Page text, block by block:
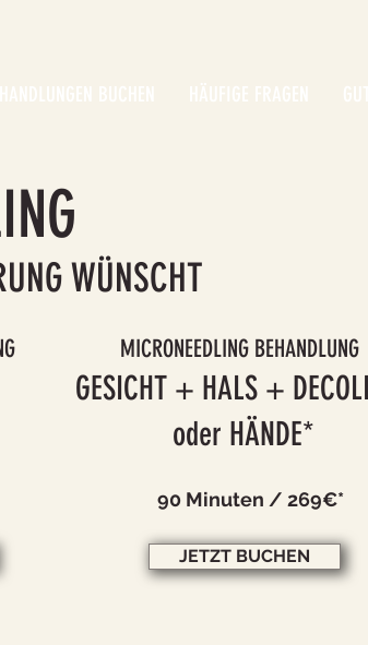
WÜNSCHT
MICRONEEDLING BEHANDLUNG
GESICHT + HALS +
oder HÄNDE​*
90 Minuten / 269€*
JETZT BUCHEN